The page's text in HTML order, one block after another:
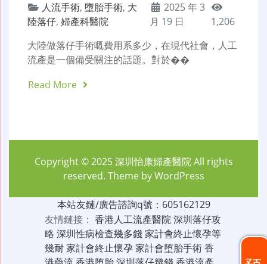
人流手術, 墮胎手術, 大
陸落仔, 婦產科醫院
2025 年 3
月 19 日
1,206
大陸做落仔手術嘅費用系多少，在現代社會，人工
流產是一個備受關注的話題。對於��
Read More
Copyright © 2025深圳怡康婦產醫院All rights
reserved. Theme byWordPress
本站友鏈/廣告諮詢q號：605162129
友情鏈接： 香港人工流產醫院深圳落仔攻
略 深圳性病檢查幾多錢家計會終止懷孕等
幾耐家計會終止懷孕家計會堕胎手術香